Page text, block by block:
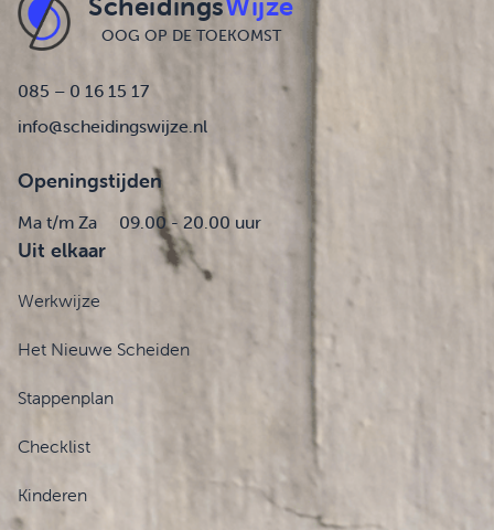
OOG OP DE TOEKOMST
085 – 0 16 15 17
info@scheidingswijze.nl
Openingstijden
Ma t/m Za 09.00 - 20.00 uur
Uit elkaar
Werkwijze
Het Nieuwe Scheiden
Stappenplan
Checklist
Kinderen